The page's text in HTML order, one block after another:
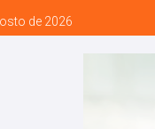
de 2026